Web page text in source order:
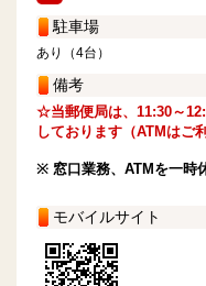
駐車場
あり（4台）
備考
☆当郵便局は、11:30～
しております（ATMはご
※ 窓口業務、ATMを一時
モバイルサイト